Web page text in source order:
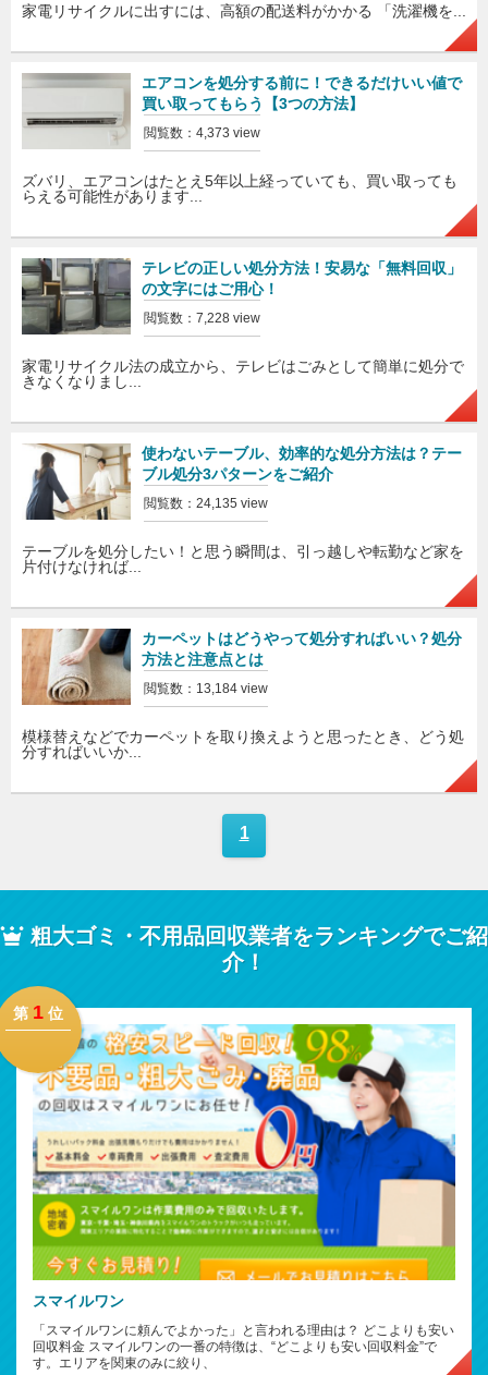
家電リサイクルに出すには、高額の配送料がかかる 「洗濯機を...
エアコンを処分する前に！できるだけいい値で
買い取ってもらう【3つの方法】
閲覧数：4,373 view
ズバリ、エアコンはたとえ5年以上経っていても、買い取っても
らえる可能性があります...
テレビの正しい処分方法！安易な「無料回収」
の文字にはご用心！
閲覧数：7,228 view
家電リサイクル法の成立から、テレビはごみとして簡単に処分で
きなくなりまし...
使わないテーブル、効率的な処分方法は？テー
ブル処分3パターンをご紹介
閲覧数：24,135 view
テーブルを処分したい！と思う瞬間は、引っ越しや転勤など家を
片付けなければ...
カーペットはどうやって処分すればいい？処分
方法と注意点とは
閲覧数：13,184 view
模様替えなどでカーペットを取り換えようと思ったとき、どう処
分すればいいか...
1
粗大ゴミ・不用品回収業者をランキングでご紹
介！
第 1 位
スマイルワン
「スマイルワンに頼んでよかった」と言われる理由は？ どこよりも安い
回収料金 スマイルワンの一番の特徴は、“どこよりも安い回収料金”で
す。エリアを関東のみに絞り、